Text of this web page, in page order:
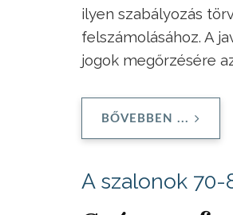
ilyen szabályozás
felszámolásához. A
jogok megőrzésére
BŐVEBBEN ...
A szalonok 70-